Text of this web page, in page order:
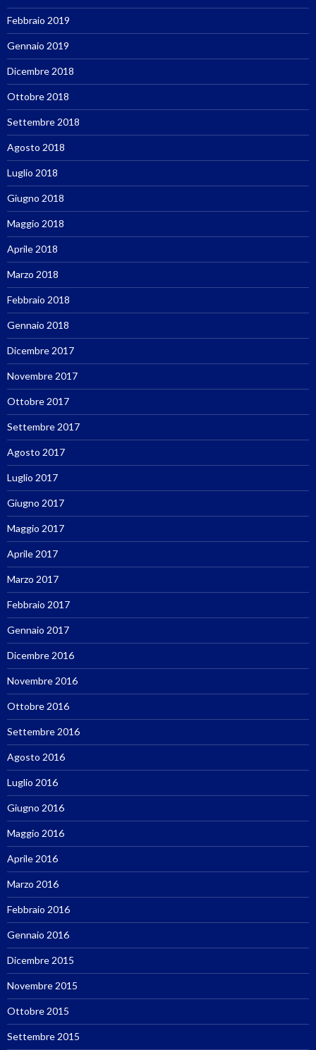
Febbraio 2019
Gennaio 2019
Dicembre 2018
Ottobre 2018
Settembre 2018
Agosto 2018
Luglio 2018
Giugno 2018
Maggio 2018
Aprile 2018
Marzo 2018
Febbraio 2018
Gennaio 2018
Dicembre 2017
Novembre 2017
Ottobre 2017
Settembre 2017
Agosto 2017
Luglio 2017
Giugno 2017
Maggio 2017
Aprile 2017
Marzo 2017
Febbraio 2017
Gennaio 2017
Dicembre 2016
Novembre 2016
Ottobre 2016
Settembre 2016
Agosto 2016
Luglio 2016
Giugno 2016
Maggio 2016
Aprile 2016
Marzo 2016
Febbraio 2016
Gennaio 2016
Dicembre 2015
Novembre 2015
Ottobre 2015
Settembre 2015